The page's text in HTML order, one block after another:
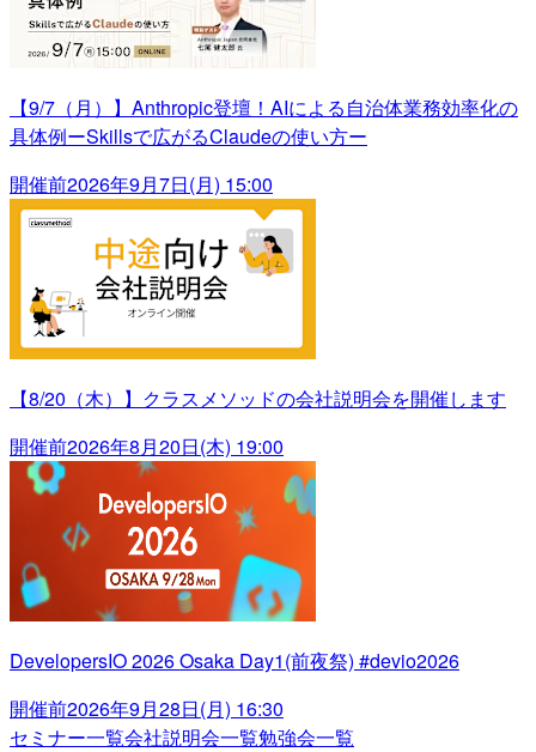
【9/7（月）】Anthropic登壇！AIによる自治体業務効率化の
具体例ーSkillsで広がるClaudeの使い方ー
開催前2026年9月7日(月) 15:00
【8/20（木）】クラスメソッドの会社説明会を開催します
開催前2026年8月20日(木) 19:00
DevelopersIO 2026 Osaka Day1(前夜祭) #devio2026
開催前2026年9月28日(月) 16:30
セミナー一覧会社説明会一覧勉強会一覧